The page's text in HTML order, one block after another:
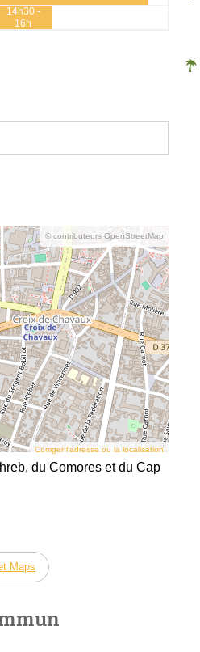
14h30 -
16h
© contributeurs OpenStreetMap
Corriger l’adresse ou la localisation
du Comores et du Cap
Maps